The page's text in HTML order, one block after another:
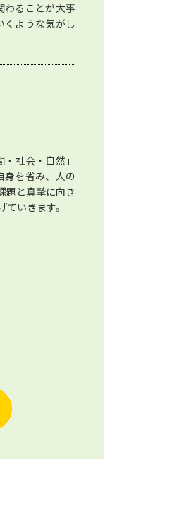
わることが大事
くような気がし
社会・自然」
身を省み、人の
題と真摯に向き
いきます。